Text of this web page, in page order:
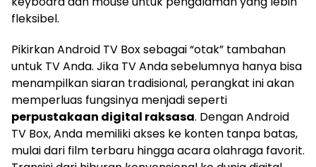
fleksibel.
Pikirkan Android TV Box sebagai “otak” tambahan
untuk TV Anda. Jika TV Anda sebelumnya hanya bisa
menampilkan siaran tradisional, perangkat ini akan
memperluas fungsinya menjadi seperti
perpustakaan digital raksasa. Dengan Android
TV Box, Anda memiliki akses ke konten tanpa batas,
mulai dari film terbaru hingga acara olahraga favorit.